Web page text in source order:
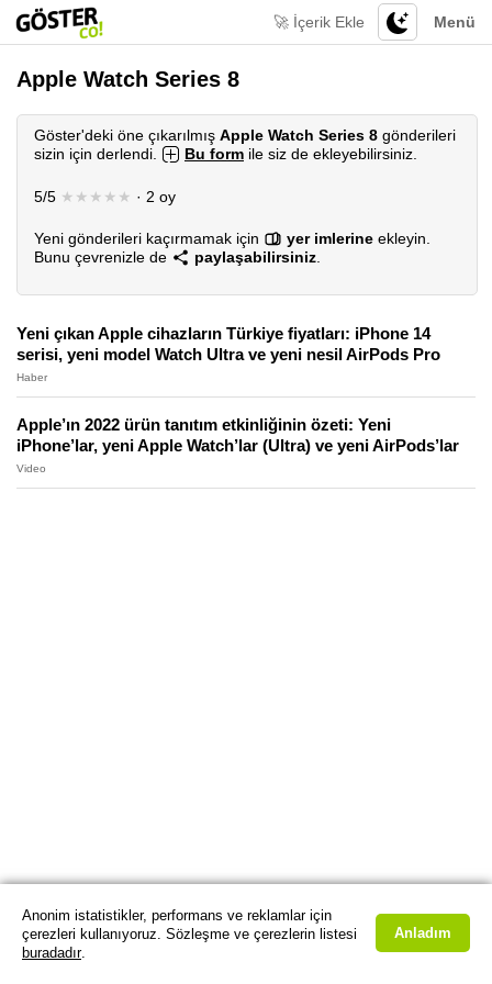
Menü
🚀 İçerik Ekle
Apple Watch Series 8
Göster'deki öne çıkarılmış Apple Watch Series 8 gönderileri
sizin için derlendi.
Bu form ile siz de ekleyebilirsiniz.
5/5 ★★★★★ · 2 oy
Yeni gönderileri kaçırmamak için yer imlerine ekleyin.
Bunu çevrenizle de
paylaşabilirsiniz
Yeni çıkan Apple cihazların Türkiye fiyatları: iPhone 14
serisi, yeni model Watch Ultra ve yeni nesil AirPods Pro
Haber
Apple’ın 2022 ürün tanıtım etkinliğinin özeti: Yeni
iPhone’lar, yeni Apple Watch’lar (Ultra) ve yeni AirPods’lar
Video
Anonim istatistikler, performans ve reklamlar için
çerezleri kullanıyoruz. Sözleşme ve çerezlerin listesi
buradadır.
Anladım